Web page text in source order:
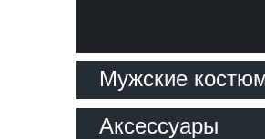
Мужские
Аксессуары